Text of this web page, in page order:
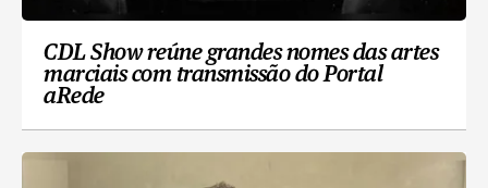
CDL Show reúne grandes nomes das artes
marciais com transmissão do Portal
aRede